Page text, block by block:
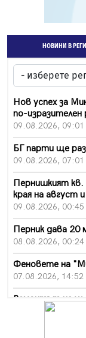
НОВИНИ В
Нов успех за
по-
09.08.2026, 09:01
БГ парти ще
09.08.2026, 07:01
Пернишкият
края на август
09.08.2026, 00:45
Перник дава 20
08.08.2026, 00:24
Феновете на
07.08.2026, 14:52
Ремонтът на